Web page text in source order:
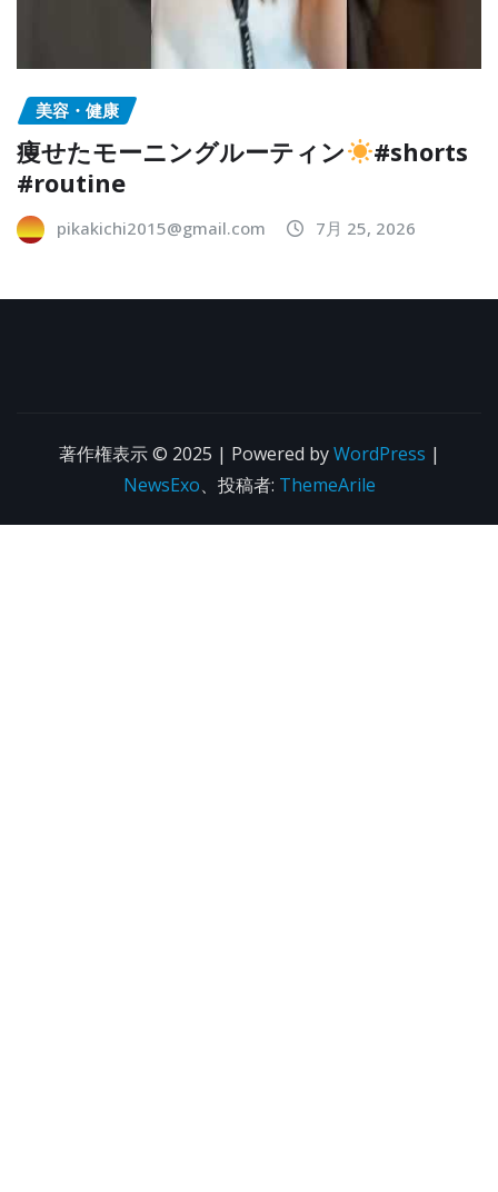
美容・健康
痩せたモーニングルーティン
#shorts
#routine
pikakichi2015@gmail.com 7月 25, 2026
著作権表示 © 2025 | Powered byWordPress |
NewsExo、投稿者: ThemeArile